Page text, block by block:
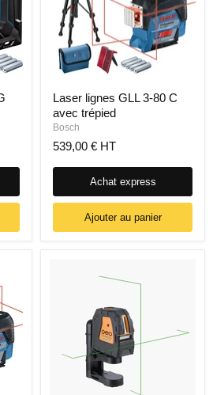
Laser lignes GLL 3-80 C
avec trépied
Bosch
539,00 € HT
Achat express
Ajouter au panier